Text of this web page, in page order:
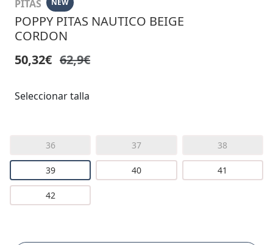
PITAS NEW
POPPY PITAS NAUTICO BEIGE
CORDON
50,32€ 62,9€
Seleccionar talla
36 37 38
39 40 41
42